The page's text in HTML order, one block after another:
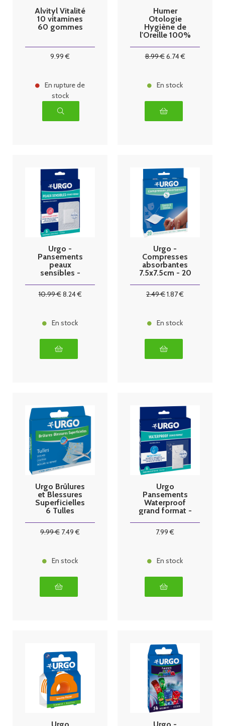
Alvityl Vitalité
10 vitamines
60 gommes
9.99 €
En rupture de
stock
Humer
Otologie
Hygiène de
l'Oreille 100%
100ml
8.99€6.74€
En stock
Urgo -
Pansements
peaux
sensibles -
10.99€8.24€
En stock
Urgo -
Compresses
absorbantes
7.5x7.5cm - 20
2.49€1.87€
En stock
Urgo Brûlures
et Blessures
Superficielles
6 Tulles
9.99€ 7.49 €
En stock
Urgo
Pansements
Waterproof
grand format -
7.99 €
En stock